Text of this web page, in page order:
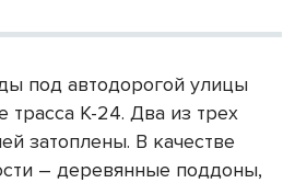
под автодорогой улицы
трасса К-24. Два из трех
затоплены. В качестве
– деревянные поддоны,